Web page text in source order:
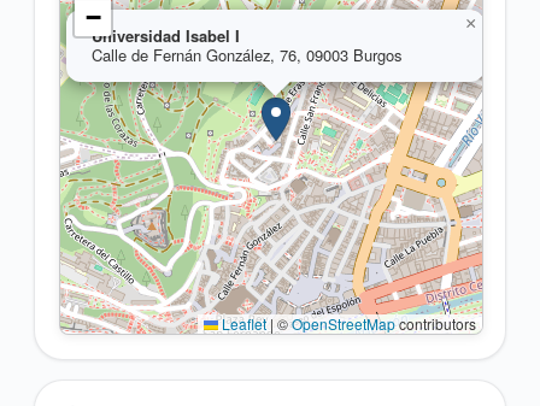
Universidad Isabel I
Calle de Fernán González, 76, 09003 Burgos
×
−
Leaflet | ©OpenStreetMapcontributors